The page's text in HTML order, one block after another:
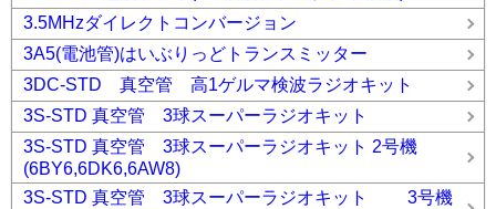
3.5MHzダイレクトコンバージョン
3A5(電池管)はいぶりっどトランスミッター
3DC-STD 真空管 高1ゲルマ検波ラジオキット
3S-STD 真空管 3球スーパーラジオキット
3S-STD 真空管 3球スーパーラジオキット 2号機
(6BY6,6DK6,6AW8)
3S-STD 真空管 3球スーパーラジオキット 3号機